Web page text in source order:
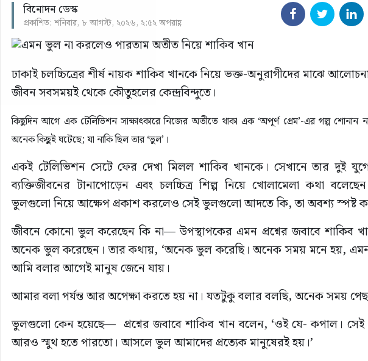
বিনোদন ডেস্ক
প্রকাশিত: শনিবার, ৮ আগস্ট, ২০২৬, ২:৫২ অপরাহ্ণ
ঢাকাই চলচ্চিত্রের শীর্ষ নায়ক শাকিব খানকে নিয়ে ভক্ত-অনুরাগীদের মাঝে
জীবন সবসময়ই থেকে কৌতুহলের কেন্দ্রবিন্দুতে।
কিছুদিন আগে এক টেলিভিশন সাক্ষাৎকারে নিজের অতীতে থাকা এক ‘অপূর্ণ প্রেম’-এর গল্প শোনান
অনেক কিছুই ঘটেছে; যা নাকি ছিল তার ‘ভুল’।
একই টেলিভিশন সেটে ফের দেখা মিলল শাকিব খানকে। সেখানে তার দুই
ব্যক্তিজীবনের টানাপোড়েন এবং চলচ্চিত্র শিল্প নিয়ে খোলামেলা কথা
ভুলগুলো নিয়ে আক্ষেপ প্রকাশ করলেও সেই ভুলগুলো আদতে কি, তা অবশ্য স্পষ্ট
জীবনে কোনো ভুল করেছেন কি না— উপস্থাপকের এমন প্রশ্নের জবাবে শাকিব
অনেক ভুল করেছেন। তার কথায়, ‘অনেক ভুল করেছি। অনেক সময় মনে হয়,
আমি বলার আগেই মানুষ জেনে যায়।
আমার বলা পর্যন্ত আর অপেক্ষা করতে হয় না। যতটুকু বলার বলছি, অনেক সময়
ভুলগুলো কেন হয়েছে— প্রশ্নের জবাবে শাকিব খান বলেন, ‘ওই যে- কপাল।
আরও স্মুথ হতে পারতো। আসলে ভুল আমাদের প্রত্যেক মানুষেরই হয়।’